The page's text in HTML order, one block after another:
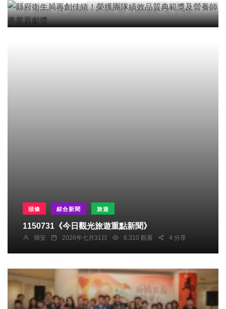
陳朝枝 2026年六月29日 5,966 觀看 2 分享
頭條 綜合新聞 旅遊
1150731《今日觀光旅遊重點新聞》
簡安 2026年七月31日 6,310 觀看 4 分享